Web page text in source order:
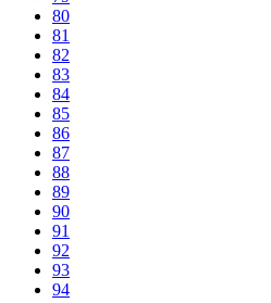
80
81
82
83
84
85
86
87
88
89
90
91
92
93
94